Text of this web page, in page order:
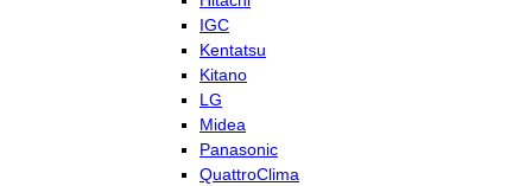
IGC
Kentatsu
Kitano
LG
Midea
Panasonic
QuattroClima